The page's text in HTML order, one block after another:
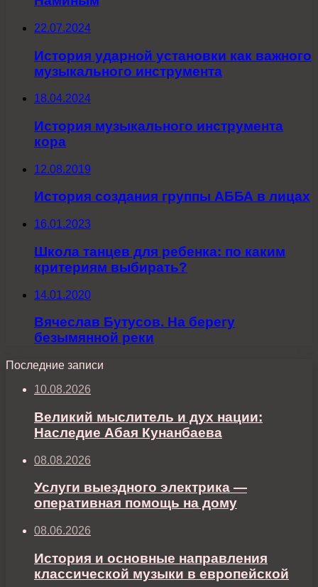
22.07.2024
История ударной установки как важного
музыкального инструмента
18.04.2024
История музыкального инструмента
кора
12.08.2019
История создания группы АББА в лицах
16.01.2023
Школа танцев для ребенка: по каким
критериям выбирать?
14.01.2020
Вячеслав Бутусов. На берегу
безымянной реки
Последние записи
10.08.2026
Великий мыслитель и дух нации:
Наследие Абая Кунанбаева
08.08.2026
Услуги выездного электрика —
оперативная помощь на дому
08.06.2026
История и основные направления
классической музыки в европейской